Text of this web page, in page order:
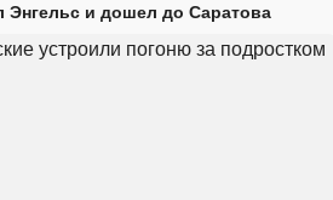
Энгельс и дошел до Саратова